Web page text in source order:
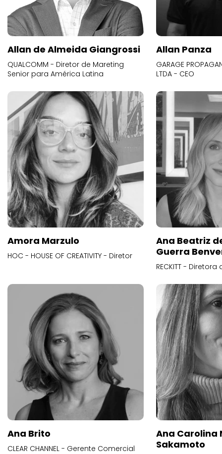
Allan de Almeida Giangrossi
QUALCOMM - Diretor de Mareting
Senior para América Latina
Allan Panza
GARAGE
LTDA - CEO
Amora Marzulo
HOC - HOUSE OF CREATIVITY - Diretor
Ana Beatriz
Guerra
RECKITT -
Ana Brito
CLEAR CHANNEL - Gerente Comercial
Ana Carolina
Sakamoto